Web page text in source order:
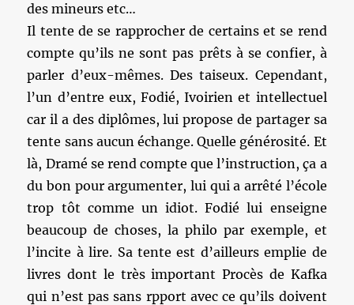
des mineurs etc…
Il tente de se rapprocher de certains et se rend
compte qu’ils ne sont pas prêts à se confier, à
parler d’eux-mêmes. Des taiseux. Cependant,
l’un d’entre eux, Fodié, Ivoirien et intellectuel
car il a des diplômes, lui propose de partager sa
tente sans aucun échange. Quelle générosité. Et
là, Dramé se rend compte que l’instruction, ça a
du bon pour argumenter, lui qui a arrêté l’école
trop tôt comme un idiot. Fodié lui enseigne
beaucoup de choses, la philo par exemple, et
l’incite à lire. Sa tente est d’ailleurs emplie de
livres dont le très important Procès de Kafka
qui n’est pas sans rpport avec ce qu’ils doivent